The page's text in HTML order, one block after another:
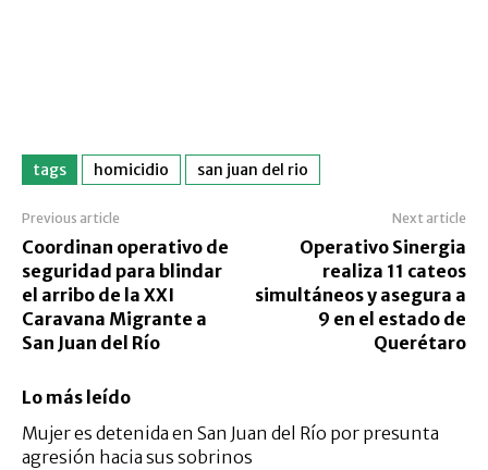
tags homicidio san juan del rio
Previous article
Coordinan operativo de
seguridad para blindar
el arribo de la XXI
Caravana Migrante a
San Juan del Río
Next article
Operativo Sinergia
realiza 11 cateos
simultáneos y asegura a
9 en el estado de
Querétaro
Lo más leído
Mujer es detenida en San Juan del Río por presunta
agresión hacia sus sobrinos